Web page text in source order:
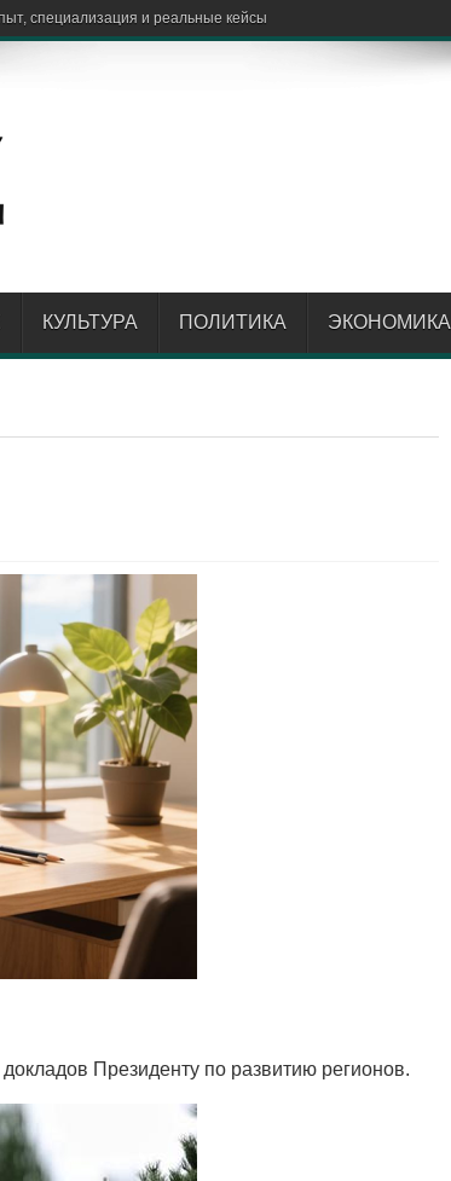
КУЛЬТУРА ПОЛИТИКА ЭКОНОМИКА
Президенту по развитию регионов.